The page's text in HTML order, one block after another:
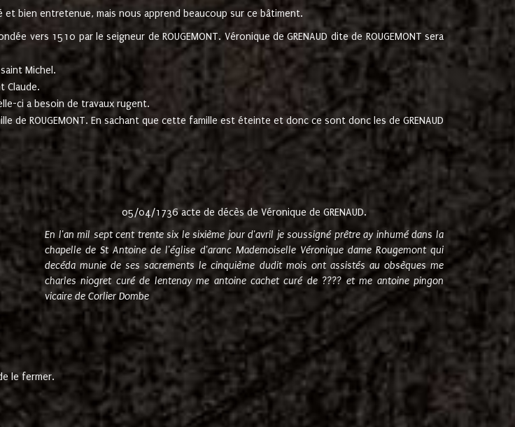
bien entretenue, mais nous apprend beaucoup sur ce bâtiment.
vers 1510 par le seigneur de ROUGEMONT. Véronique de GRENAUD dite de ROUGEMONT sera
Michel.
Claude.
ci a besoin de travaux rugent.
ROUGEMONT. En sachant que cette famille est éteinte et donc ce sont donc les de GRENAUD
05/04/1736 acte de décès de Véronique de GRENAUD.
En l'an mil sept cent trente six le sixième jour d'avril je soussigné prêtre ay inhumé dans la
chapelle de St Antoine de l'église d'aranc Mademoiselle Véronique dame Rougemont qui
decéda munie de ses sacrements le cinquième dudit mois ont assistés au obsèques me
charles niogret curé de lentenay me antoine cachet curé de ???? et me antoine pingon
vicaire de Corlier Dombe
le fermer.